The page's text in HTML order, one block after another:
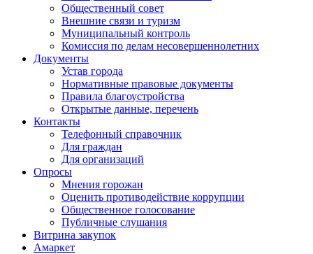
Общественный совет
Внешние связи и туризм
Муниципальный контроль
Комиссия по делам несовершеннолетних
Документы
Устав города
Нормативные правовые документы
Правила благоустройства
Открытые данные, перечень
Контакты
Телефонный справочник
Для граждан
Для организаций
Опросы
Мнения горожан
Оценить противодействие коррупции
Общественное голосование
Публичные слушания
Витрина закупок
Амаркет